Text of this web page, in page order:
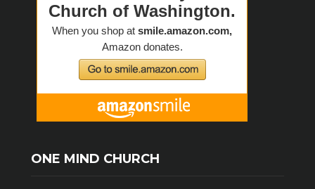
ONE MIND CHURCH